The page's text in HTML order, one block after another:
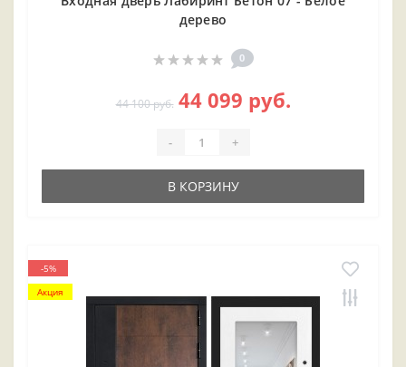
дерево
0
44 100 руб. 44 099 руб.
- +
В КОРЗИНУ
-5%
Акция